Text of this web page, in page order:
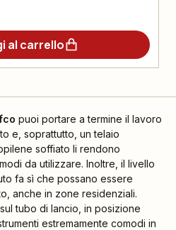
al carrello
puoi portare a termine il lavoro
e, soprattutto, un telaio
soffiato li rendono
da utilizzare. Inoltre, il livello
fa sì che possano essere
anche in zone residenziali.
tubo di lancio, in posizione
estremamente comodi in